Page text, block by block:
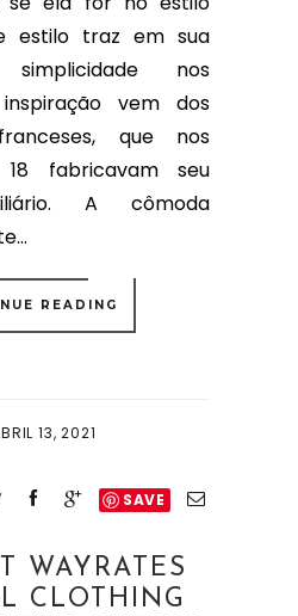
estilo traz em sua
nos
vem dos
que nos
fabricavam seu
A cômoda
READING
13, 2021
SAVE
WAYRATES
CLOTHING